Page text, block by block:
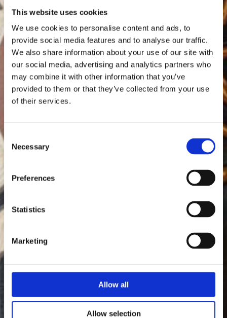
This website uses cookies
We use cookies to personalise content and ads, to
provide social media features and to analyse our traffic.
We also share information about your use of our site with
our social media, advertising and analytics partners who
may combine it with other information that you’ve
provided to them or that they’ve collected from your use
of their services.
Consent
Selection
Necessary
Preferences
Statistics
Marketing
Allow all
Allow selection